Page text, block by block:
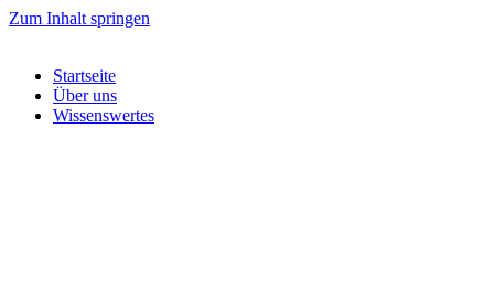
Zum Inhalt springen
Startseite
Über uns
Wissenswertes